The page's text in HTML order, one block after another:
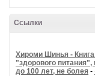
Ссылки
Хироми Шинья -
"здорового питания",
до 100 лет, не болея -